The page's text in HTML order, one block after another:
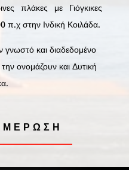
πλάκες με Γιόγκικες
π.χ στην Ινδική Κοιλάδα.
γνωστό και διαδεδομένο
ονομάζουν και Δυτική